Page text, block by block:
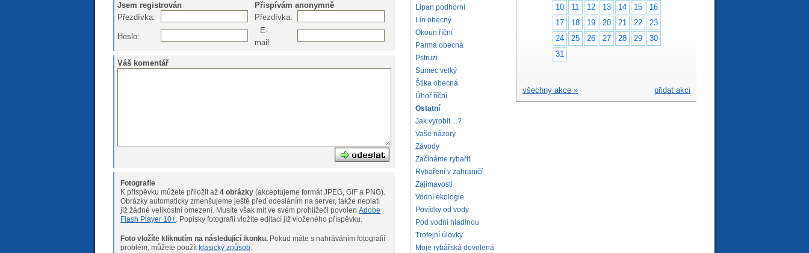
Jsem registrován
Přispívám anonymně
Přezdívka:
Přezdívka:
Heslo:
E-
mail:
Váš komentář
Fotografie
K příspěvku můžete přiložit až4 obrázky (akceptujeme formát JPEG, GIF a PNG).
Obrázky automaticky zmenšujeme ještě před odesláním na server, takže neplatí
již žádné velikostní omezení. Musíte však mít ve svém prohlížeči povolenAdobe
Flash Player 10+ . Popisky fotografií vložíte editací již vloženého příspěvku.
Foto vložíte kliknutím na následující ikonku.
problém, můžete použít klasický způsob.
Lipan podhorní
Lín obecný
Okoun říční
Parma obecná
Pstruzi
Sumec velký
Štika obecná
Úhoř říční
Ostatní
Jak vyrobit ...?
Vaše názory
Závody
Začínáme rybařit
Rybaření v zahraničí
Zajímavosti
Vodní ekologie
Povídky od vody
Pod vodní hladinou
Trofejní úlovky
Moje rybářská dovolená
10
11 12 13 14 15
16
17
18 19 20 21 22
23
24
25 26 27 28 29
30
31
přidat akci
všechny akce »